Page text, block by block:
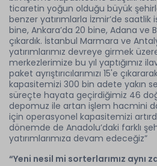
ticaretin yoğun olduğu büyük
benzer yatırımlarla İzmir’de
bine, Ankara’da 20 bine, Adana ve
çıkardık. İstanbul Marmara ve
yatırımlarımız devreye girmek
merkezlerimize bu yıl yaptığımız
paket ayrıştırıcılarımızı 15'e
kapasitemizi 300 bin adete yakın
süreçte hayata geçirdiğimiz 46
depomuz ile artan işlem hacmini
için operasyonel kapasitemizi
dönemde de Anadolu’daki farklı
yatırımlarımıza devam edeceğiz”
“Yeni nesil mi sorterlarımız aynı